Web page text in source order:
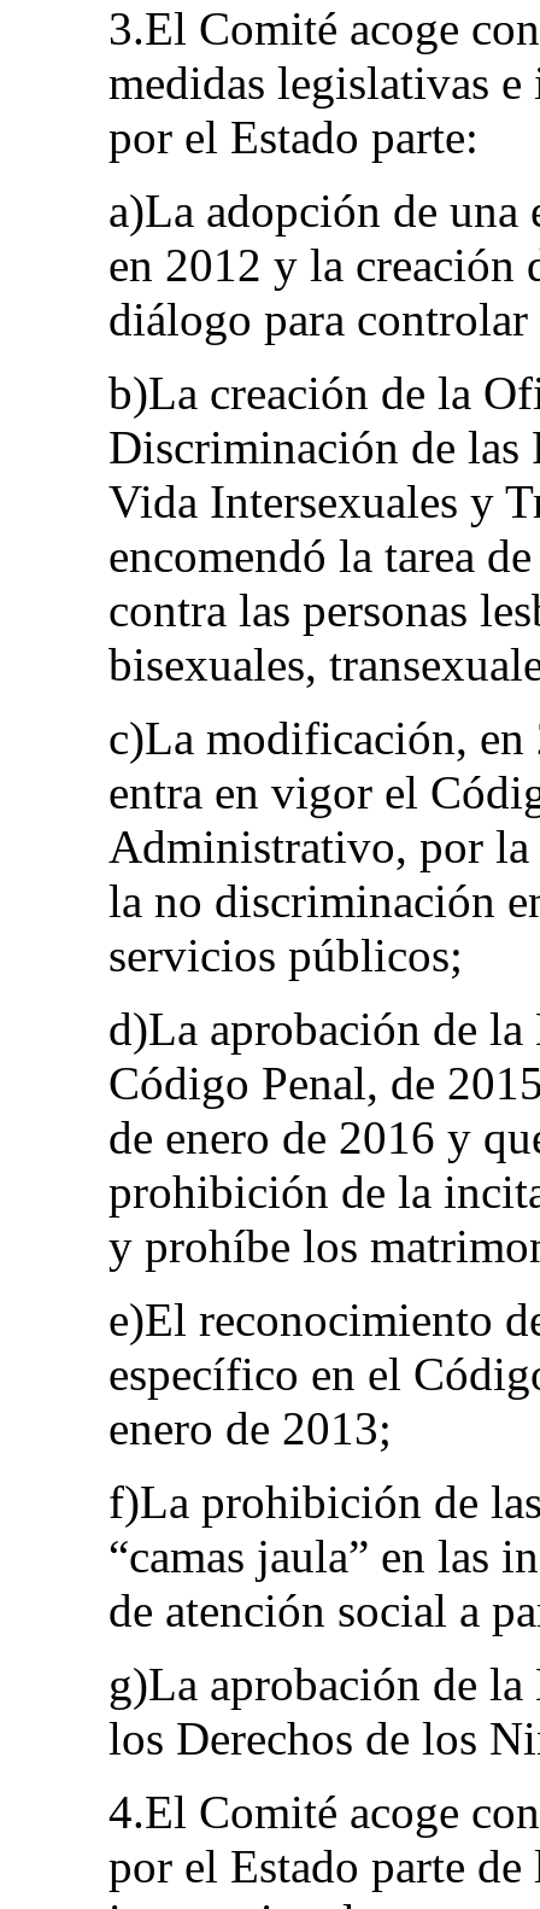
3.El Comité acoge
medidas legislativas
por el Estado parte:
a)La adopción de una
en 2012 y la creación
diálogo para
b)La creación de la
Discriminación de las
Vida Intersexuales y
encomendó la tarea
contra las personas
bisexuales,
c)La modificación,
entra en vigor el
Administrativo, por la
la no discriminación
servicios públicos;
d)La aprobación de
Código Penal, de
de enero de 2016 y
prohibición de la
y prohíbe los
e)El reconocimiento
específico en el
enero de 2013;
f)La prohibición de
“camas jaula” en las
de atención social a
g)La aprobación de
los Derechos de los
4.El Comité acoge
por el Estado parte